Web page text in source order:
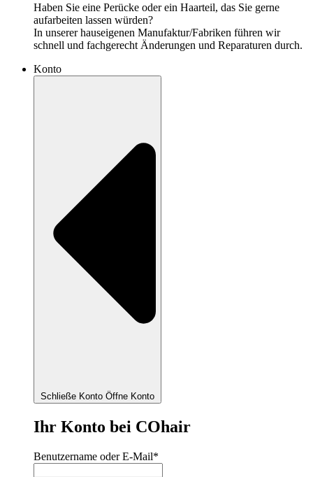
Haben Sie eine Perücke oder ein Haarteil, das Sie gerne
aufarbeiten lassen würden?
In unserer hauseigenen Manufaktur/Fabriken führen wir
schnell und fachgerecht Änderungen und Reparaturen durch.
Konto
Schließe Konto Öffne Konto
Ihr Konto bei COhair
Benutzername oder E-Mail*